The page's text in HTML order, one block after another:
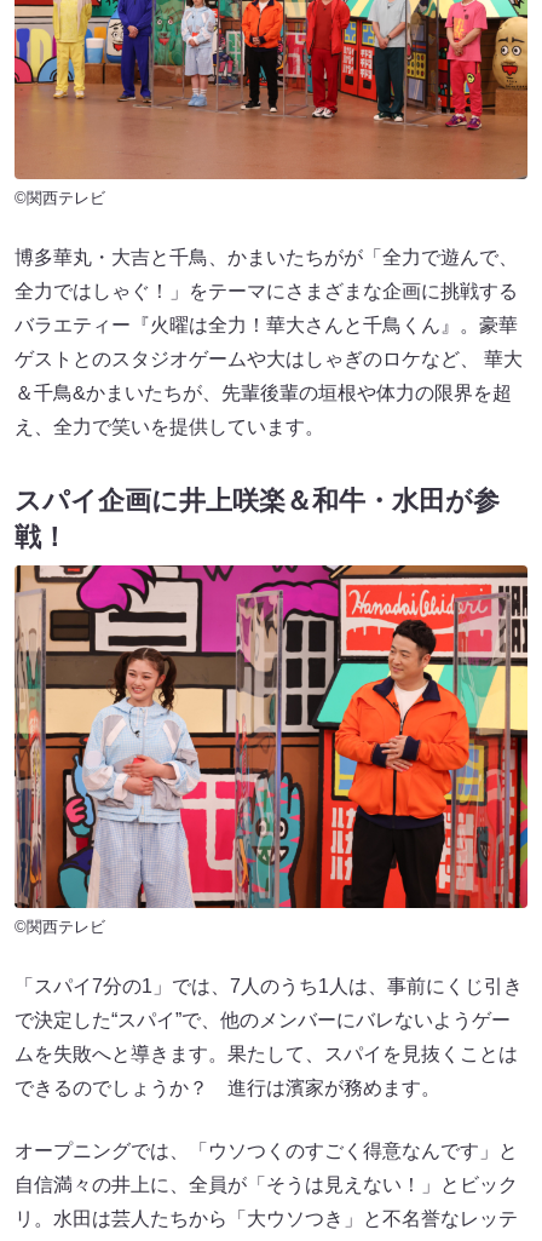
©関西テレビ
博多華丸・大吉と千鳥、かまいたちがが「全力で遊んで、
全力ではしゃぐ！」をテーマにさまざまな企画に挑戦する
バラエティー『火曜は全力！華大さんと千鳥くん』。豪華
ゲストとのスタジオゲームや大はしゃぎのロケなど、 華大
＆千鳥&かまいたちが、先輩後輩の垣根や体力の限界を超
え、全力で笑いを提供しています。
スパイ企画に井上咲楽＆和牛・水田が参
戦！
©関西テレビ
「スパイ7分の1」では、7人のうち1人は、事前にくじ引き
で決定した“スパイ”で、他のメンバーにバレないようゲー
ムを失敗へと導きます。果たして、スパイを見抜くことは
できるのでしょうか？ 進行は濱家が務めます。
オープニングでは、「ウソつくのすごく得意なんです」と
自信満々の井上に、全員が「そうは見えない！」とビック
リ。水田は芸人たちから「大ウソつき」と不名誉なレッテ